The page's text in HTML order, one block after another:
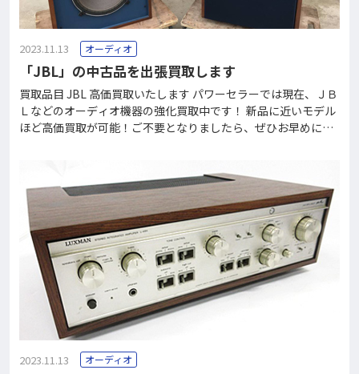
2023.11.13 オーディオ
「JBL」の中古品を出張買取します
買取品目 JBL 高価買取いたします パワーセラーでは現在、ＪＢ
Ｌなどのオーディオ機器の強化買取中です！ 新品に近いモデル
ほど高価買取が可能！ご不要となりましたら、ぜひお早めにお
フが行いますので、重いものでもお任せください！ 他県にお住
まいのお客さまは、宅配買取が可能です。送料無料・全国どこ
でもOK・365日受付中です。 フリーダイヤル0120-37-2060
で、買取価格がすぐにわかります。 買取価格一例 JBLペアスピ
ーカーProject K2 S9500JBLモニタースピーカー ペア4345JBL
スピーカーシステム4344MKⅡ JBLペアスピーカーL300JBLペ
アスピーカーS4700JBL
2023.11.13 オーディオ